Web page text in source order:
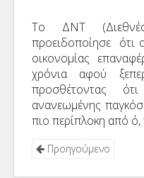
Tο ΔΝΤ (Διεθνές
προειδοποίησε ότι
οικονομίας
χρόνια αφού
προσθέτοντας
ανανεωμένης
πιο περίπλοκη από ό,
Προηγούμενο